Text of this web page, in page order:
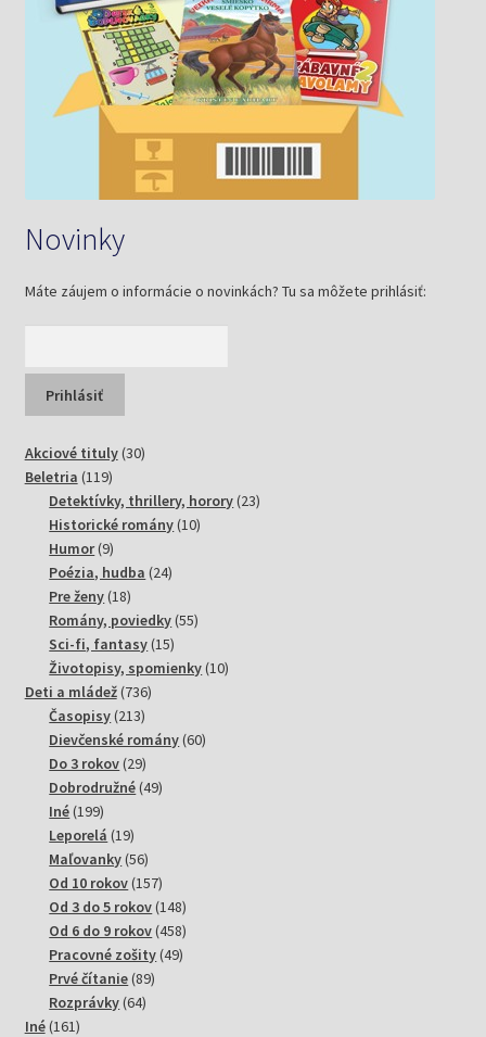
Novinky
Máte záujem o informácie o novinkách? Tu sa môžete prihlásiť:
Akciové tituly 3030
Beletria 119119
produktov
Detektívky, thrillery, horory 2323
Historické romány 1010
Humor 99
produktov
Poézia, hudba 2424
Pre ženy 1818
produktov
Romány, poviedky 5555
Sci-fi, fantasy 1515
produktov
Životopisy, spomienky 1010
Deti a mládež 736736
Časopisy 213213
produktov
Dievčenské romány 6060
Do 3 rokov 2929
produktov
Dobrodružné 4949
Iné 199199
produktov
Leporelá 1919
produktov
Maľovanky 5656
produktov
Od 10 rokov 157157
produktov
Od 3 do 5 rokov 148148
produktov
Od 6 do 9 rokov 458458
produktov
Pracovné zošity 4949
Prvé čítanie 8989
Rozprávky 6464
Iné 161161